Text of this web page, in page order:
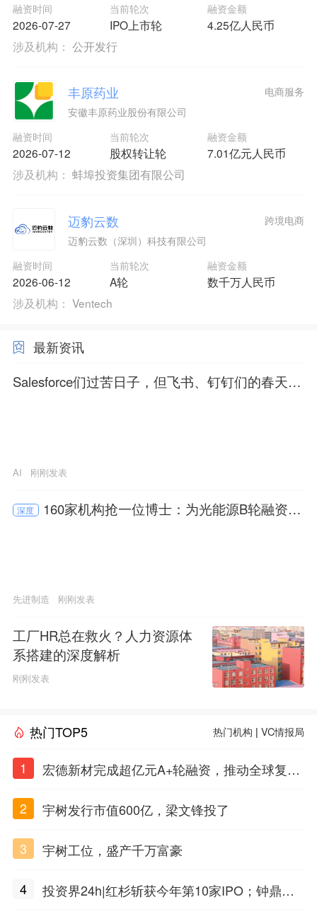
融资时间
2026-07-27
当前轮次
IPO上市轮
融资金额
4.25亿人民币
涉及机构： 公开发行
丰原药业
安徽丰原药业股份有限公司
融资时间
2026-07-12
当前轮次
股权转让轮
融资金额
7.01亿元人民币
电商服务
涉及机构： 蚌埠投资集团有限公司
迈豹云数
迈豹云数（深圳）科技有限公司
融资时间
2026-06-12
当前轮次
A轮
融资金额
数千万人民币
跨境电商
涉及机构： Ventech
最新资讯
Salesforce们过苦日子，但飞书、钉钉们的春天来
AI 刚刚发表
深度
160家机构抢一位博士：为光能源B轮融资数
先进制造 刚刚发表
工厂HR总在救火？人力资源体
系搭建的深度解析
刚刚发表
热门TOP5 热门机构 |VC情报局
1
宏德新材完成超亿元A+轮融资，推动全球复合
2
宇树发行市值600亿，梁文锋投了
3 宇树工位，盛产千万富豪
4
投资界24h|红杉斩获今年第10家IPO；钟鼎投